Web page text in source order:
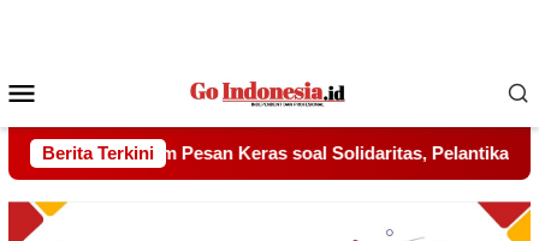
Mobile
Berita Terkini
Pelantikan Sambang Gagak Hitam Jadi Sinyal